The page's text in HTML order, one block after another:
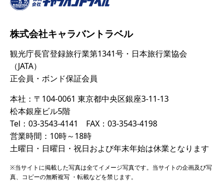
株式会社キャラバントラベル
観光庁長官登録旅行業第1341号・日本旅行業協会
（JATA）
正会員・ボンド保証会員
本社：〒104-0061 東京都中央区銀座3-11-13
松本銀座ビル5階
Tel：03-3543-4141 FAX：03-3543-4198
営業時間：10時～18時
土曜日・日曜日・祝日および年末年始は休業となります
※当サイトに掲載した写真は全てイメージ写真です。当サイトの企画及び写
真、コピーの無断複写 ・転載などを禁じます。